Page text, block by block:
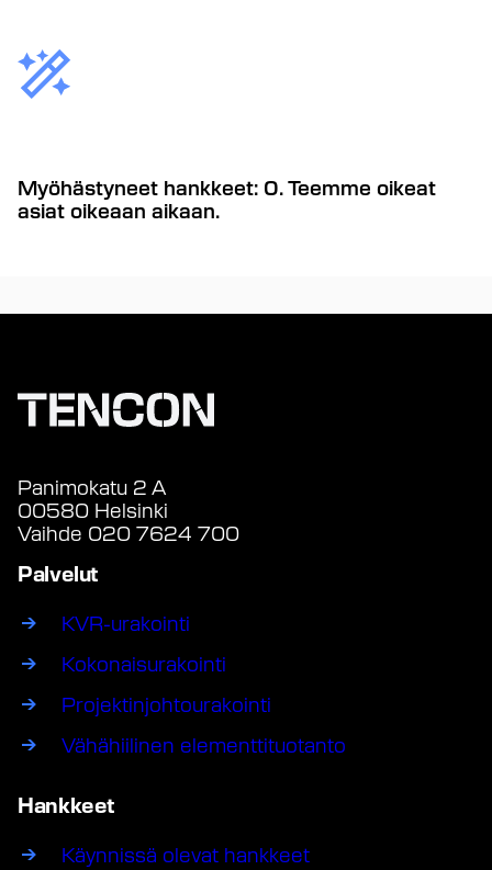
Myöhästyneet hankkeet: 0. Teemme oikeat
asiat oikeaan aikaan.
Panimokatu 2 A
00580 Helsinki
Vaihde 020 7624 700
Palvelut
KVR-urakointi
Kokonaisurakointi
Projektinjohtourakointi
Vähähiilinen elementtituotanto
Hankkeet
Käynnissä olevat hankkeet